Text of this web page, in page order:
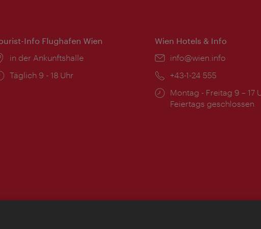
Info Flughafen Wien
Ort:
in der Ankunftshalle
Öffnungszeiten:
Täglich 9 - 18 Uhr
Wien Hotels & Info
Email:
info@wien.info
Telefon:
+43-1-24 555
Öffnungszeiten:
Montag - Freitag 9 – 17
Feiertags geschlossen